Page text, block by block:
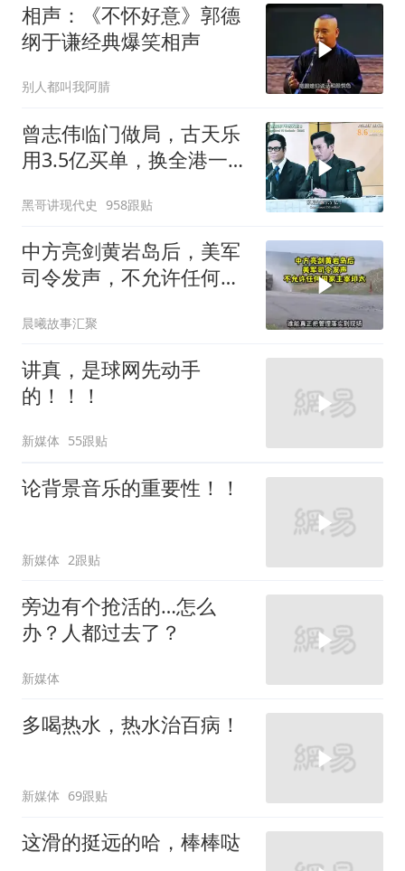
相声：《不怀好意》郭德
纲于谦经典爆笑相声
别人都叫我阿腈
曾志伟临门做局，古天乐
用3.5亿买单，换全港一声
黑哥讲现代史 958跟贴
中方亮剑黄岩岛后，美军
司令发声，不允许任何国
晨曦故事汇聚
讲真，是球网先动手
的！！！
新媒体 55跟贴
论背景音乐的重要性！！
新媒体 2跟贴
旁边有个抢活的…怎么
办？人都过去了？
新媒体
多喝热水，热水治百病！
新媒体 69跟贴
这滑的挺远的哈，棒棒哒